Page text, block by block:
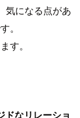
気になる点があ
。
す。
ドなリレーショ